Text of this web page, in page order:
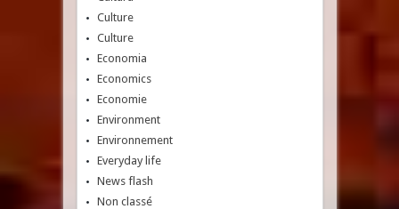
Culture
Culture
Economia
Economics
Economie
Environment
Environnement
Everyday life
News flash
Non classé